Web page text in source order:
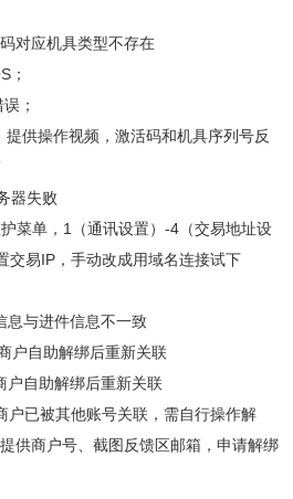
对应机具类型不存在
；
；
供操作视频，激活码和机具序列号反
器失败
菜单，1（通讯设置）-4（交易地址设
交易IP，手动改成用域名连接试下
息与进件信息不一致
户自助解绑后重新关联
户自助解绑后重新关联
户已被其他账号关联，需自行操作解
供商户号、截图反馈区邮箱，申请解绑